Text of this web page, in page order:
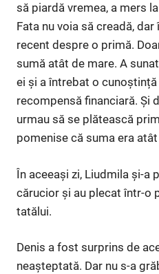
să piardă vremea, a mers
Fata nu voia să creadă,
recent despre o primă.
sumă atât de mare. A
ei și a întrebat o
recompensă financiară. Și
urmau să se plătească
pomenise că suma era
În aceeași zi, Liudmila și-a
cărucior și au plecat într-o
tatălui.
Denis a fost surprins de
neașteptată. Dar nu s-a